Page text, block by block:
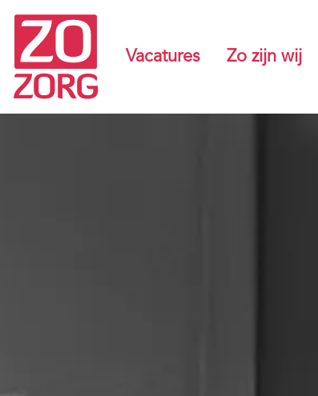
Vacatures Zo zijn wij